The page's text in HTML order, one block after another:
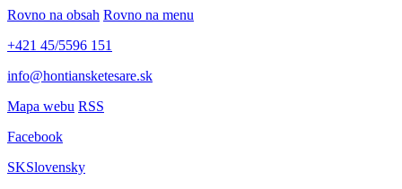
Rovno na obsah Rovno na menu
+421 45/5596 151
info@hontiansketesare.sk
Mapa webu RSS
Facebook
SKSlovensky